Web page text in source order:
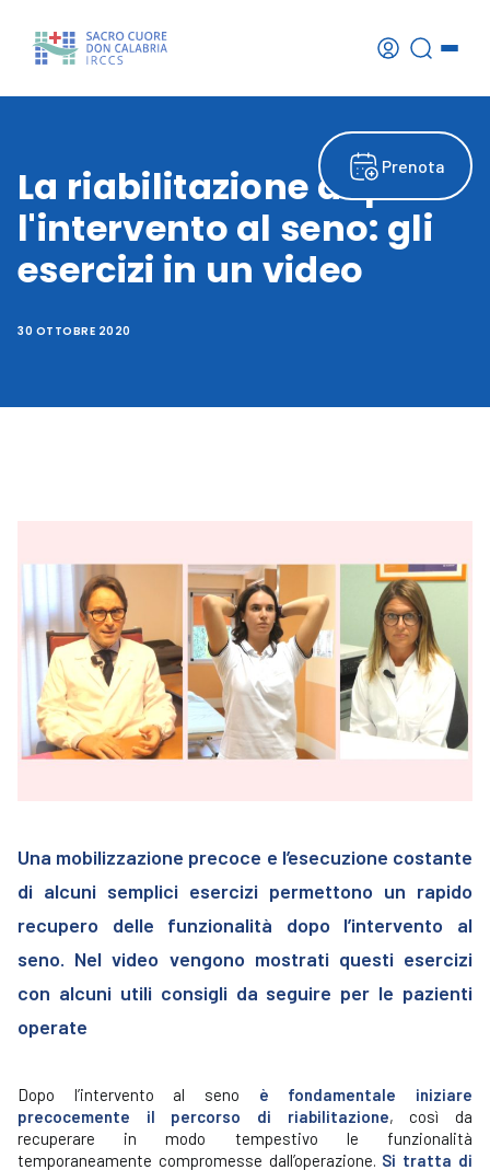
Prenota
La riabilitazione dopo
l'intervento al seno: gli
esercizi in un video
30 OTTOBRE 2020
Una mobilizzazione precoce e l’esecuzione costante
di alcuni semplici esercizi permettono un rapido
recupero delle funzionalità dopo l’intervento al
seno. Nel video vengono mostrati questi esercizi
con alcuni utili consigli da seguire per le pazienti
operate
Dopo l’intervento al seno è fondamentale iniziare
precocemente il percorso di riabilitazione, così da
recuperare in modo tempestivo le funzionalità
temporaneamente compromesse dall’operazione. Si tratta di